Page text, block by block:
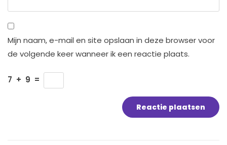
Mijn naam, e-mail en site opslaan in deze browser voor
de volgende keer wanneer ik een reactie plaats.
7 + 9 =